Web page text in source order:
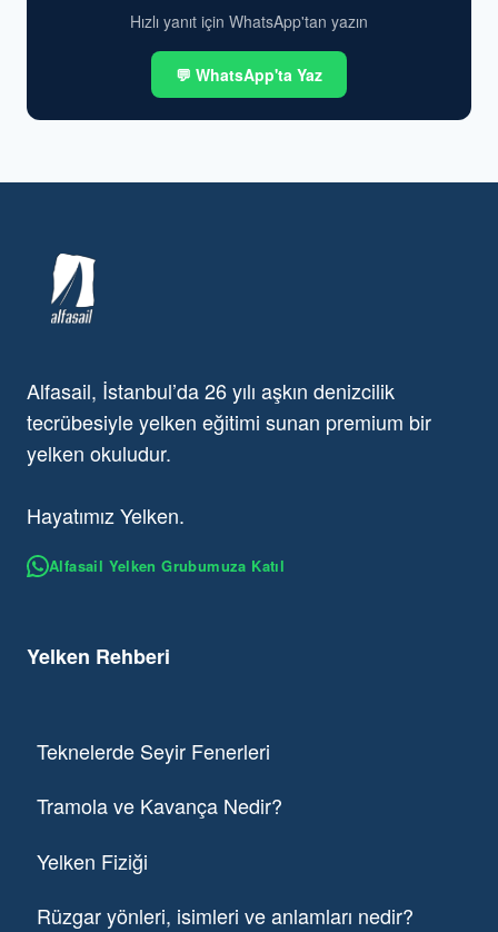
Hızlı yanıt için WhatsApp'tan yazın
💬 WhatsApp'ta Yaz
Alfasail, İstanbul’da 26 yılı aşkın denizcilik
tecrübesiyle yelken eğitimi sunan premium bir
yelken okuludur.
Hayatımız Yelken.
Alfasail Yelken Grubumuza Katıl
Yelken Rehberi
Teknelerde Seyir Fenerleri
Tramola ve Kavança Nedir?
Yelken Fiziği
Rüzgar yönleri, isimleri ve anlamları nedir?